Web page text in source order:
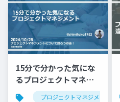
15分で分かった気にな
るプロジェクトマネジ
メント プロジェクトマネジメント